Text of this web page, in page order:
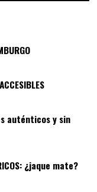
auténticos y sin
¿jaque mate?
05